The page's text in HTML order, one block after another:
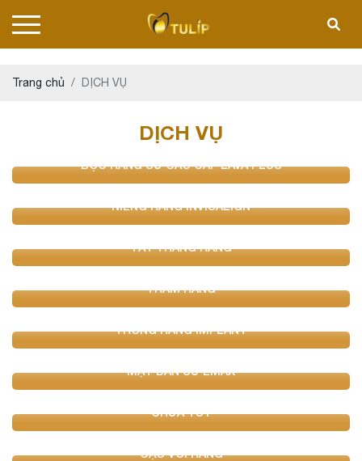
Trang chủ DỊCH VỤ
DỊCH VỤ
BỌC RĂNG SỨ CAO CẤP LAVA PLUS
NIỀNG RĂNG INVISALIGN
TẨY TRẮNG RĂNG
TRÁM RĂNG
TRỒNG RĂNG IMPLANT
MẶT DÁN SỨ EMAX
CHỮA TUỶ
CẠO VÔI RĂNG